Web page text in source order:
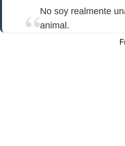
No soy realmente
animal.